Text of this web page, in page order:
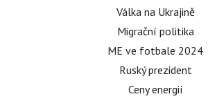
Válka na Ukrajině
Migrační politika
ME ve fotbale 2024
Ruský prezident
Ceny energií